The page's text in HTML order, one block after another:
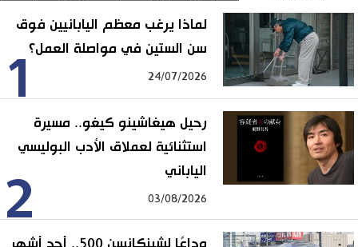
1
لماذا يرغب معظم اليابانيين فوق
سن الستين في مواصلة العمل؟
24/07/2026
2
رحيل هيغاشينو كيغو.. مسيرة
استثنائية لعملاق الأدب البوليسي
الياباني
03/08/2026
وداعًا لشينكانسن 500.. أحد أشهر